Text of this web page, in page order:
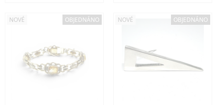
NOVÉ OBJEDNÁNO NOVÉ OBJEDNÁNO